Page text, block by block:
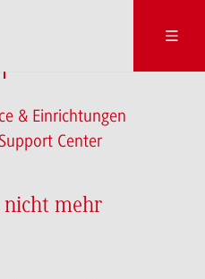
& Einrichtungen
Center
nicht mehr